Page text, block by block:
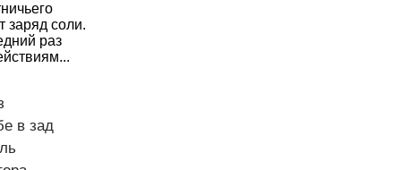
заряд соли.
раз
в зад